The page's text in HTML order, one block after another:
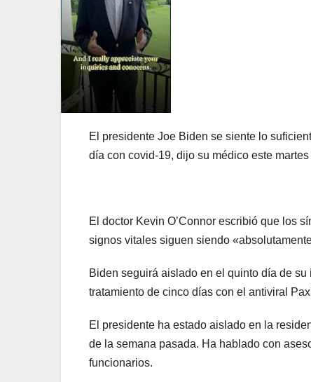
El presidente Joe Biden se siente lo
día con covid-19, dijo su médico este
El doctor Kevin O’Connor escribió que los
signos vitales siguen siendo
Biden seguirá aislado en el quinto día de
tratamiento de cinco días con el antiviral
El presidente ha estado aislado en la
de la semana pasada. Ha hablado con
funcionarios.